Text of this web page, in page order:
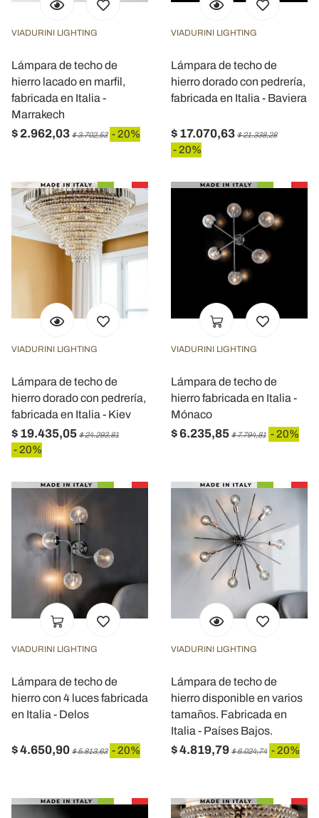
VIADURINI LIGHTING
Lámpara de techo de
hierro lacado en marfil,
fabricada en Italia -
Marrakech
$ 2.962,03 $ 3.702,53 - 20%
VIADURINI LIGHTING
Lámpara de techo de
hierro dorado con pedrería,
fabricada en Italia - Baviera
$ 17.070,63 $ 21.338,28
- 20%
VIADURINI LIGHTING
Lámpara de techo de
hierro dorado con pedrería,
fabricada en Italia - Kiev
$ 19.435,05 $ 24.293,81
- 20%
VIADURINI LIGHTING
Lámpara de techo de
hierro fabricada en Italia -
Mónaco
$ 6.235,85 $ 7.794,81 - 20%
VIADURINI LIGHTING
Lámpara de techo de
hierro con 4 luces fabricada
en Italia - Delos
$ 4.650,90 $ 5.813,63 - 20%
VIADURINI LIGHTING
Lámpara de techo de
hierro disponible en varios
tamaños. Fabricada en
Italia - Países Bajos.
$ 4.819,79 $ 6.024,74 - 20%